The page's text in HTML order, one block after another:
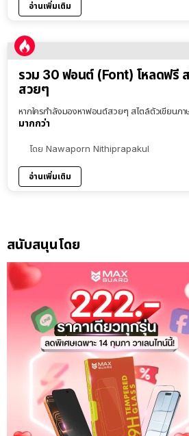
อ่านเพิ่มเติม
รวม 30 ฟอนต์ (Font) โหลดฟรี
สวยๆ
หากใครกำลังมองหาฟอนต์สวยๆ สไตล์ตัวเขียนภ
มากกว่า
โดย Nawaporn Nithiprapakul
อ่านเพิ่มเติม
สนับสนุนโดย